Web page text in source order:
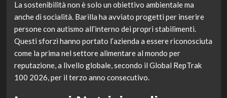
La sostenibilità non è solo un obiettivo ambientale ma
anche di socialità. Barilla ha avviato progetti per inserire
persone con autismo all’interno dei propri stabilimenti.
Questi sforzi hanno portato l’azienda a essere riconosciuta
come la prima nel settore alimentare al mondo per
reputazione, a livello globale, secondo il Global RepTrak
100 2026, per il terzo anno consecutivo.